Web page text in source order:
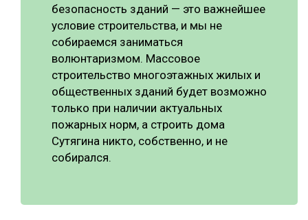
безопасность зданий — это важнейшее
условие строительства, и мы не
собираемся заниматься
волюнтаризмом. Массовое
строительство многоэтажных жилых и
общественных зданий будет возможно
только при наличии актуальных
пожарных норм, а строить дома
Сутягина никто, собственно, и не
собирался.